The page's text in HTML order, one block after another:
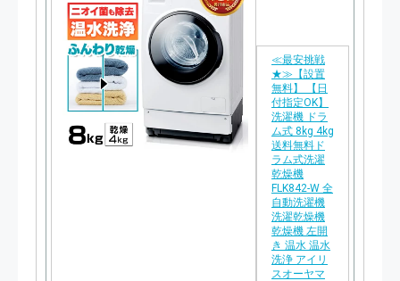
≪最安挑戦
★≫【設置
無料】 【日
付指定OK】
洗濯機 ドラ
ム式 8kg 4kg
送料無料ド
ラム式洗濯
乾燥機
FLK842-W 全
自動洗濯機
洗濯乾燥機
乾燥機 左開
き 温水 温水
洗浄 アイリ
スオーヤマ